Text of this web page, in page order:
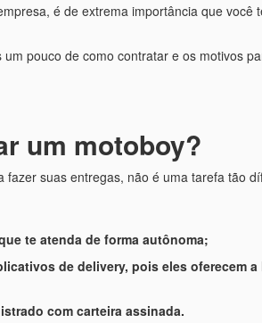
é de extrema importância que você
pouco de como contratar e os motivos
um motoboy?
fazer suas entregas, não é uma tarefa tão
te atenda de forma autônoma;
de delivery, pois eles oferecem
com carteira assinada.